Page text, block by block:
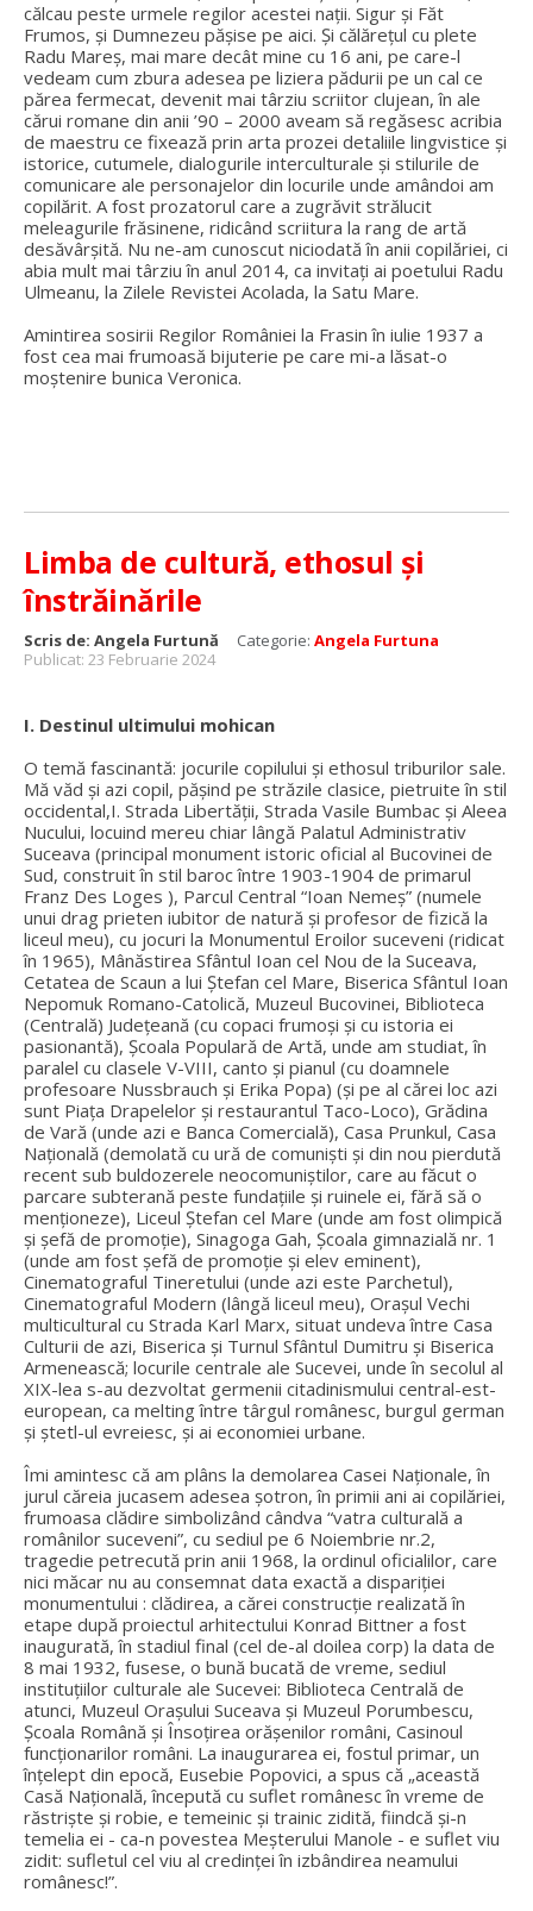
călcau peste urmele regilor acestei nații. Sigur și Făt
Frumos, și Dumnezeu pășise pe aici. Și călărețul cu plete
Radu Mareș, mai mare decât mine cu 16 ani, pe care-l
vedeam cum zbura adesea pe liziera pădurii pe un cal ce
părea fermecat, devenit mai târziu scriitor clujean, în ale
cărui romane din anii ’90 – 2000 aveam să regăsesc acribia
de maestru ce fixează prin arta prozei detaliile lingvistice și
istorice, cutumele, dialogurile interculturale și stilurile de
comunicare ale personajelor din locurile unde amândoi am
copilărit. A fost prozatorul care a zugrăvit strălucit
meleagurile frăsinene, ridicând scriitura la rang de artă
desăvârșită. Nu ne-am cunoscut niciodată în anii copilăriei, ci
abia mult mai târziu în anul 2014, ca invitați ai poetului Radu
Ulmeanu, la Zilele Revistei Acolada, la Satu Mare.
Amintirea sosirii Regilor României la Frasin în iulie 1937 a
fost cea mai frumoasă bijuterie pe care mi-a lăsat-o
moștenire bunica Veronica.
Limba de cultură, ethosul și
înstrăinările
Scris de: Angela Furtună Categorie: Angela Furtuna
Publicat: 23 Februarie 2024
I. Destinul ultimului mohican
O temă fascinantă: jocurile copilului și ethosul triburilor sale.
Mă văd și azi copil, pășind pe străzile clasice, pietruite în stil
occidental,I. Strada Libertății, Strada Vasile Bumbac și Aleea
Nucului, locuind mereu chiar lângă Palatul Administrativ
Suceava (principal monument istoric oficial al Bucovinei de
Sud, construit în stil baroc între 1903-1904 de primarul
Franz Des Loges ), Parcul Central “Ioan Nemeș” (numele
unui drag prieten iubitor de natură și profesor de fizică la
liceul meu), cu jocuri la Monumentul Eroilor suceveni (ridicat
în 1965), Mânăstirea Sfântul Ioan cel Nou de la Suceava,
Cetatea de Scaun a lui Ștefan cel Mare, Biserica Sfântul Ioan
Nepomuk Romano-Catolică, Muzeul Bucovinei, Biblioteca
(Centrală) Județeană (cu copaci frumoși și cu istoria ei
pasionantă), Școala Populară de Artă, unde am studiat, în
paralel cu clasele V-VIII, canto și pianul (cu doamnele
profesoare Nussbrauch și Erika Popa) (și pe al cărei loc azi
sunt Piața Drapelelor și restaurantul Taco-Loco), Grădina
de Vară (unde azi e Banca Comercială), Casa Prunkul, Casa
Națională (demolată cu ură de comuniști și din nou pierdută
recent sub buldozerele neocomuniștilor, care au făcut o
parcare subterană peste fundațiile și ruinele ei, fără să o
menționeze), Liceul Ștefan cel Mare (unde am fost olimpică
și șefă de promoție), Sinagoga Gah, Școala gimnazială nr. 1
(unde am fost șefă de promoție și elev eminent),
Cinematograful Tineretului (unde azi este Parchetul),
Cinematograful Modern (lângă liceul meu), Orașul Vechi
multicultural cu Strada Karl Marx, situat undeva între Casa
Culturii de azi, Biserica și Turnul Sfântul Dumitru și Biserica
Armenească; locurile centrale ale Sucevei, unde în secolul al
XIX-lea s-au dezvoltat germenii citadinismului central-est-
european, ca melting între târgul românesc, burgul german
și ștetl-ul evreiesc, și ai economiei urbane.
Îmi amintesc că am plâns la demolarea Casei Naționale, în
jurul căreia jucasem adesea șotron, în primii ani ai copilăriei,
frumoasa clădire simbolizând cândva “vatra culturală a
românilor suceveni”, cu sediul pe 6 Noiembrie nr.2,
tragedie petrecută prin anii 1968, la ordinul oficialilor, care
nici măcar nu au consemnat data exactă a dispariției
monumentului : clădirea, a cărei construcţie realizată în
etape după proiectul arhitectului Konrad Bittner a fost
inaugurată, în stadiul final (cel de-al doilea corp) la data de
8 mai 1932, fusese, o bună bucată de vreme, sediul
instituţiilor culturale ale Sucevei: Biblioteca Centrală de
atunci, Muzeul Oraşului Suceava şi Muzeul Porumbescu,
Şcoala Română şi Însoţirea orăşenilor români, Casinoul
funcţionarilor români. La inaugurarea ei, fostul primar, un
înțelept din epocă, Eusebie Popovici, a spus că „această
Casă Naţională, începută cu suflet românesc în vreme de
răstrişte şi robie, e temeinic şi trainic zidită, fiindcă şi-n
temelia ei - ca-n povestea Meşterului Manole - e suflet viu
zidit: sufletul cel viu al credinţei în izbândirea neamului
românesc!”.